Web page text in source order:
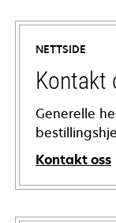
NETTSIDE
Kontakt
Generelle
Kontakt oss